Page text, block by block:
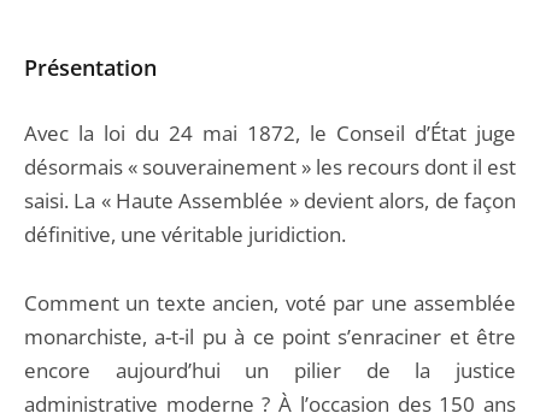
Présentation
Avec la loi du 24 mai 1872, le Conseil d’État juge
désormais « souverainement » les recours dont il est
saisi. La « Haute Assemblée » devient alors, de façon
définitive, une véritable juridiction.
Comment un texte ancien, voté par une assemblée
monarchiste, a-t-il pu à ce point s’enraciner et être
encore aujourd’hui un pilier de la justice
administrative moderne ? À l’occasion des 150 ans